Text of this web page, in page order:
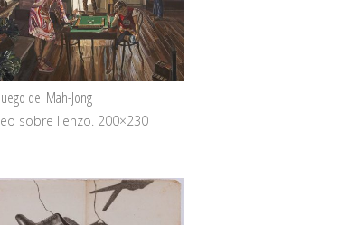
del Mah-Jong
sobre lienzo. 200×230